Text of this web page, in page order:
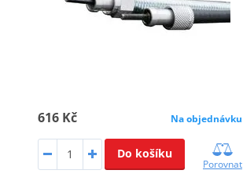
616 Kč Na objednávku
Do košíku
Porovnat